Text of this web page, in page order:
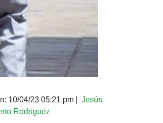
10/04/23 05:21 pm
Jesús
Rodríguez